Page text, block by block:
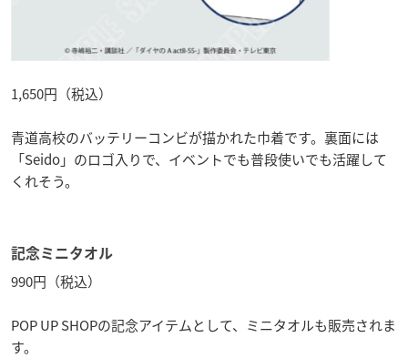
1,650円（税込）
青道高校のバッテリーコンビが描かれた巾着です。裏面には
「Seido」のロゴ入りで、イベントでも普段使いでも活躍して
くれそう。
記念ミニタオル
990円（税込）
POP UP SHOPの記念アイテムとして、ミニタオルも販売されま
す。